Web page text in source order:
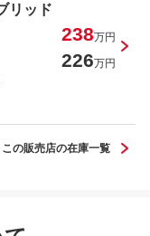
ビー
リッド
238万円
226万円
この販売店の在庫一覧